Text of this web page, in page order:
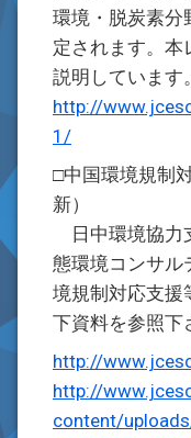
環境・脱炭素分
定されます。本
説明しています。
http://
1/
□中国環境規制
新）
日中環境協力
態環境コンサル
境規制対応支援
下資料を参照下
http://
http://
content/